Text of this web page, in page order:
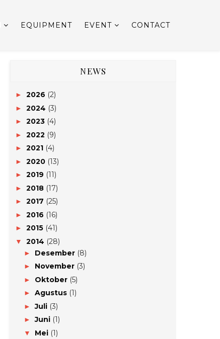
EQUIPMENT EVENT CONTACT
NEWS
► 2026 (2)
► 2024 (3)
► 2023 (4)
► 2022 (9)
► 2021 (4)
► 2020 (13)
► 2019 (11)
► 2018 (17)
► 2017 (25)
► 2016 (16)
► 2015 (41)
▼ 2014 (28)
► Desember (8)
► November (3)
► Oktober (5)
► Agustus (1)
►Juli (3)
►Juni (1)
▼ Mei (1)